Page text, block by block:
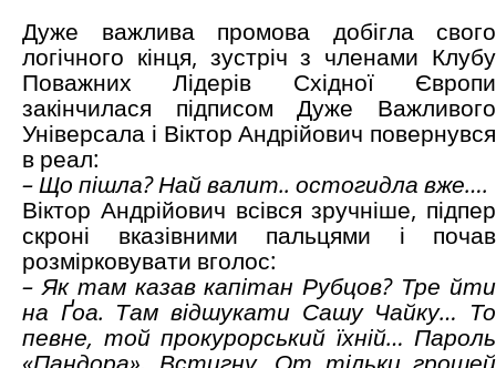
Дуже важлива промова добігла свого
логічного кінця, зустріч з членами Клубу
Поважних Лідерів Східної Європи
закінчилася підписом Дуже Важливого
Універсала і Віктор Андрійович повернувся
в реал:
– Що пішла? Най валит.. остогидла вже….
Віктор Андрійович всівся зручніше, підпер
скроні вказівними пальцями і почав
розмірковувати вголос:
– Як там казав капітан Рубцов? Тре йти
на Ґоа. Там відшукати Сашу Чайку… То
певне, той прокурорський їхній… Пароль